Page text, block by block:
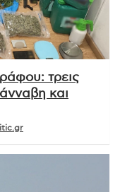
τρεις
και